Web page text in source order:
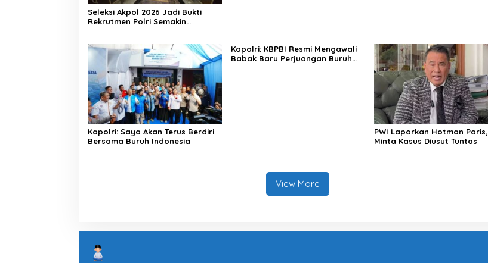
Seleksi Akpol 2026 Jadi Bukti
Rekrutmen Polri Semakin
Kapolri: Saya Akan Terus Berdiri
Bersama Buruh Indonesia
Kapolri: KBPBI Resmi Mengawali
Babak Baru Perjuangan Buruh
PWI Laporkan Hotman Paris,
Minta Kasus Diusut Tuntas
View More